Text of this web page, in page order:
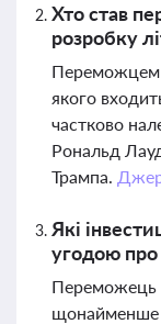
Хто став
розробку
Переможцем
якого
частково
Рональд
Трампа.
Які
угодою
Переможець
щонайменше